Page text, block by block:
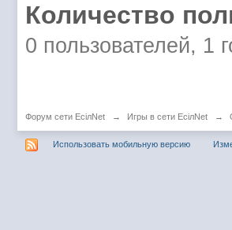
Количество
0 пользователей, 1
Форум сети EciлNet → Игры в сети EciлNet →
Использовать мобильную версию